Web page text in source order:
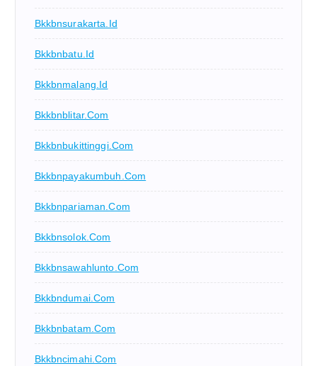
Bkkbnsurakarta.id
Bkkbnbatu.id
Bkkbnmalang.id
Bkkbnblitar.com
Bkkbnbukittinggi.com
Bkkbnpayakumbuh.com
Bkkbnpariaman.com
Bkkbnsolok.com
Bkkbnsawahlunto.com
Bkkbndumai.com
Bkkbnbatam.com
Bkkbncimahi.com